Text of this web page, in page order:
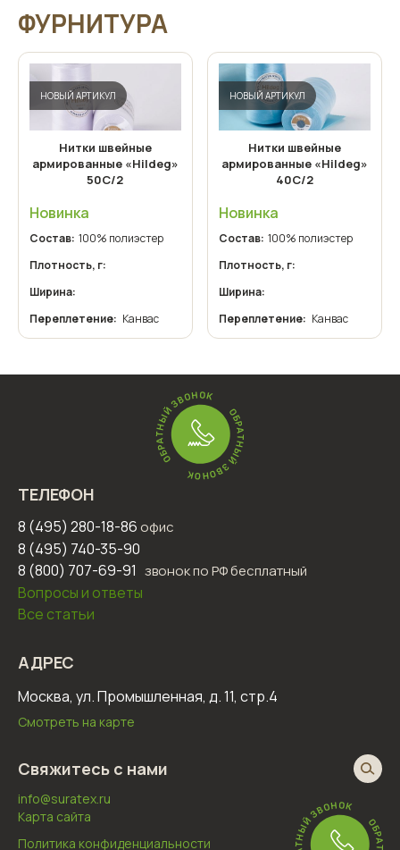
ФУРНИТУРА
НОВЫЙ АРТИКУЛ
Нитки швейные
армированные «Hildeg»
50С/2
Новинка
Состав: 100% полиэстер
Плотность, г:
Ширина:
Переплетение: Канвас
НОВЫЙ АРТИКУЛ
Нитки швейные
армированные «Hildeg»
40С/2
Новинка
Состав:100% полиэстер
Плотность, г:
Ширина:
Переплетение: Канвас
ТЕЛЕФОН
8 (495) 280-18-86 офис
8 (495) 740-35-90
8 (800) 707-69-91 звонок по РФ бесплатный
Вопросы и ответы
Все статьи
АДРЕС
Москва, ул. Промышленная, д. 11, стр.4
Смотреть на карте
Свяжитесь с нами
info@suratex.ru
Карта сайта
Политика конфиденциальности